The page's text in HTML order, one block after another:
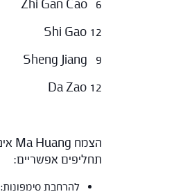
Zhi Gan Cao 6
Shi Gao 12
Sheng Jiang 9
Da Zao 12
הצמח Ma Huang אינו מאושר לשימוש בארץ על פי משרד הבריאות.
תחליפים אפשריים:
להרחבת סימפונות: Gou Teng.